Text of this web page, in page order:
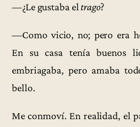
—¿Le gustaba el trago?
—Como vicio, no; pero era
En su casa tenía buenos
embriagaba, pero amaba
bello.
Me conmoví. En realidad, el